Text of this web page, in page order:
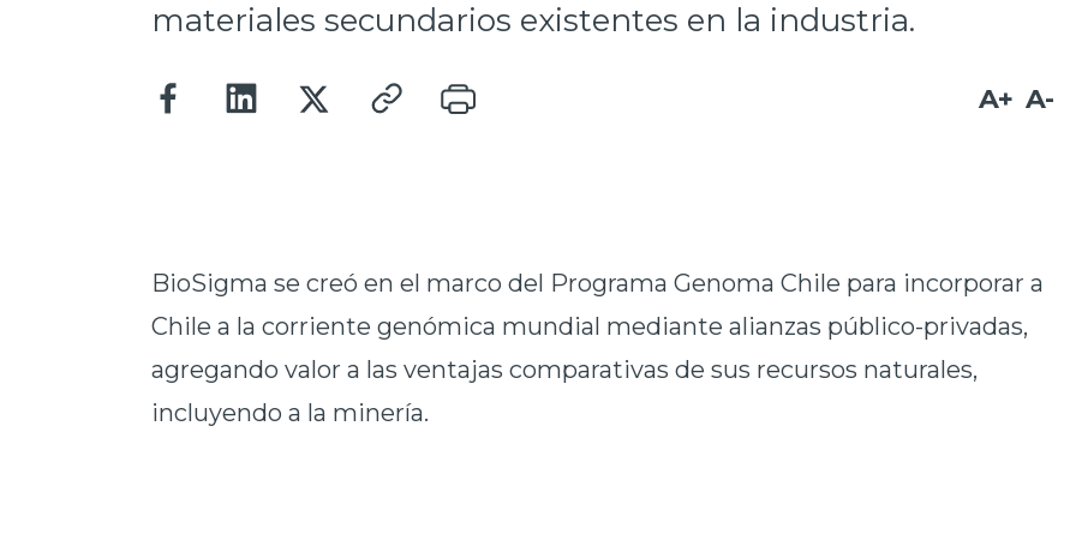
materiales secundarios existentes en la industria.
A+ A-
BioSigma se creó en el marco del Programa Genoma Chile para incorporar a
Chile a la corriente genómica mundial mediante alianzas público-privadas,
agregando valor a las ventajas comparativas de sus recursos naturales,
incluyendo a la minería.